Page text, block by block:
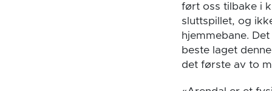
ført oss tilbake i
sluttspillet, og
hjemmebane.
beste laget
det første av to